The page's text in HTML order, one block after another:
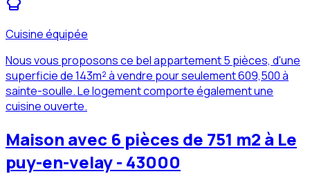
Cuisine équipée
Nous vous proposons ce bel appartement 5 pièces, d'une
superficie de 143m² à vendre pour seulement 609,500 à
sainte-soulle. Le logement comporte également une
cuisine ouverte.
Maison avec 6 pièces de 751 m2 à Le
puy-en-velay - 43000